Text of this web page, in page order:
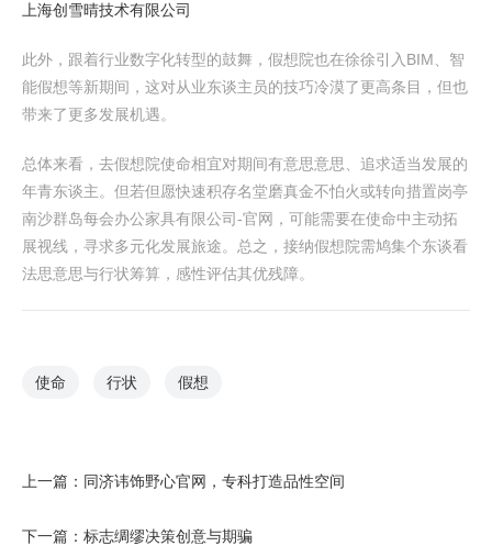
上海创雪晴技术有限公司
此外，跟着行业数字化转型的鼓舞，假想院也在徐徐引入BIM、智
能假想等新期间，这对从业东谈主员的技巧冷漠了更高条目，但也
带来了更多发展机遇。
总体来看，去假想院使命相宜对期间有意思意思、追求适当发展的
年青东谈主。但若但愿快速积存名堂磨真金不怕火或转向措置岗亭
南沙群岛每会办公家具有限公司-官网，可能需要在使命中主动拓
展视线，寻求多元化发展旅途。总之，接纳假想院需鸠集个东谈看
法思意思与行状筹算，感性评估其优残障。
使命 行状 假想
上一篇： 同济讳饰野心官网，专科打造品性空间
下一篇： 标志绸缪决策创意与期骗